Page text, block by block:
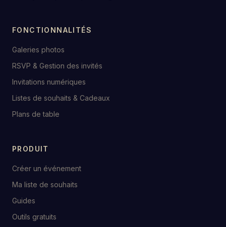
FONCTIONNALITÉS
Galeries photos
RSVP & Gestion des invités
Invitations numériques
Listes de souhaits & Cadeaux
Plans de table
PRODUIT
Créer un événement
Ma liste de souhaits
Guides
Outils gratuits